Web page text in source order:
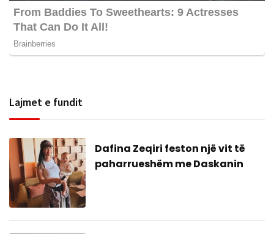
Lajmet e fundit
Dafina Zeqiri feston një vit të
paharrueshëm me Daskanin